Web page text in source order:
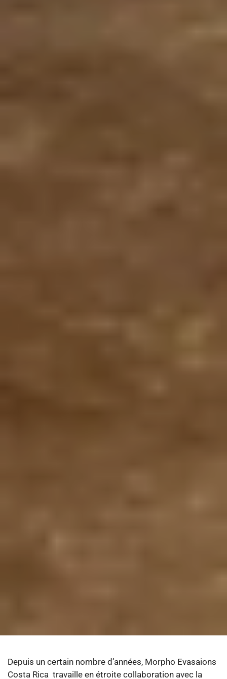
Depuis un certain nombre d’années, Morpho Evasaions
Costa Rica travaille en étroite collaboration avec la